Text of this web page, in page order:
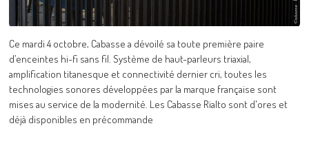
Ce mardi 4 octobre, Cabasse a dévoilé sa toute première paire
d’enceintes hi-fi sans fil. Système de haut-parleurs triaxial,
amplification titanesque et connectivité dernier cri, toutes les
technologies sonores développées par la marque française sont
mises au service de la modernité. Les Cabasse Rialto sont d'ores et
déjà disponibles en précommande